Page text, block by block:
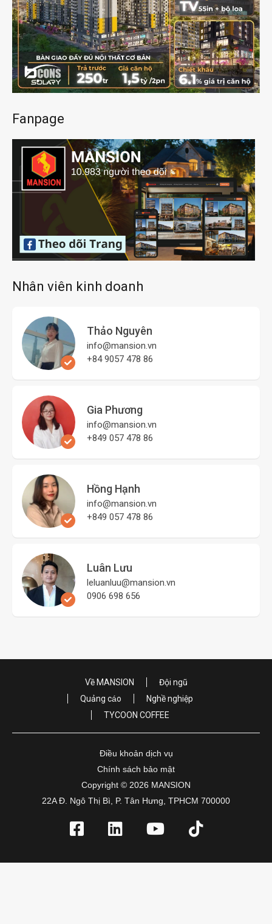
Fanpage
Nhân viên kinh doanh
Thảo Nguyên
info@mansion.vn
+84 9057 478 86
Gia Phương
info@mansion.vn
+849 057 478 86
Hồng Hạnh
info@mansion.vn
+849 057 478 86
Luân Lưu
leluanluu@mansion.vn
0906 698 656
Về MANSION
Đội ngũ
Quảng cáo
Nghề nghiệp
TYCOON COFFEE
Điều khoản dịch vụ
Chính sách bảo mật
Copyright © 2026 MANSION
22A Đ. Ngô Thị Bì, P. Tân Hưng, TPHCM 700000